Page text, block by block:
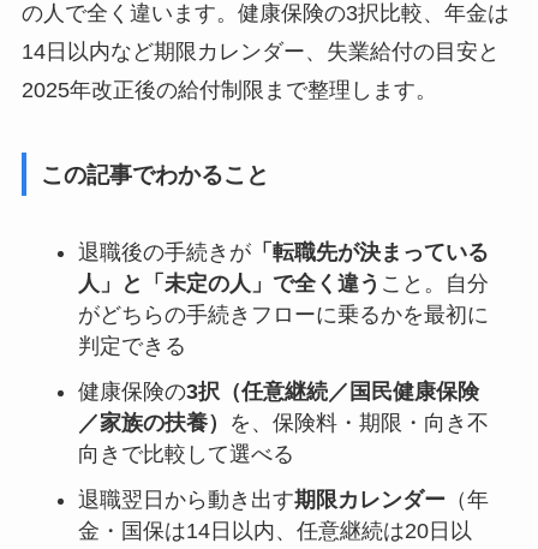
の人で全く違います。健康保険の3択比較、年金は
14日以内など期限カレンダー、失業給付の目安と
2025年改正後の給付制限まで整理します。
この記事でわかること
退職後の手続きが「転職先が決まっている
人」と「未定の人」で全く違う こと。自分
がどちらの手続きフローに乗るかを最初に
判定できる
健康保険の3択（任意継続／国民健康保険
／家族の扶養）
を、保険料・期限・向き不
向きで比較して選べる
退職翌日から動き出す期限カレンダー （年
金・国保は14日以内、任意継続は20日以